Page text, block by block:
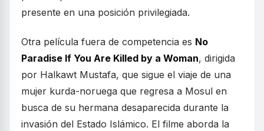
presente en una posición privilegiada.
Otra película fuera de competencia es No
Paradise If You Are Killed by a Woman, dirigida
por Halkawt Mustafa, que sigue el viaje de una
mujer kurda-noruega que regresa a Mosul en
busca de su hermana desaparecida durante la
invasión del Estado Islámico. El filme aborda la